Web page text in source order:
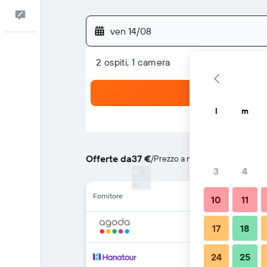
ven 14/08
2 ospiti, 1 camera
Offerte da37 €/Prezzo a notte più conveniente
Fornitore
l m
3 4
10 11
17 18
24 25